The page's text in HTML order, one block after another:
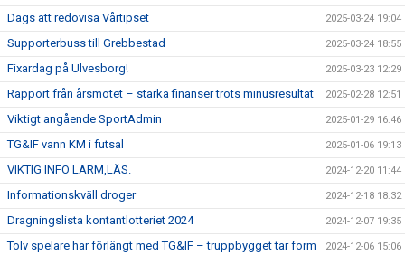
Dags att redovisa Vårtipset 2025-03-24 19:04
Supporterbuss till Grebbestad 2025-03-24 18:55
Fixardag på Ulvesborg! 2025-03-23 12:29
Rapport från årsmötet – starka finanser trots minusresultat 2025-02-28 12:51
Viktigt angående SportAdmin 2025-01-29 16:46
TG&IF vann KM i futsal 2025-01-06 19:13
VIKTIG INFO LARM,LÄS. 2024-12-20 11:44
Informationskväll droger 2024-12-18 18:32
Dragningslista kontantlotteriet 2024 2024-12-07 19:35
Tolv spelare har förlängt med TG&IF – truppbygget tar form 2024-12-06 15:06